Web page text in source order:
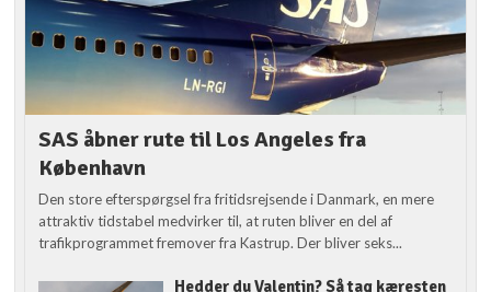
SAS åbner rute til Los Angeles fra
København
Den store efterspørgsel fra fritidsrejsende i Danmark, en mere
attraktiv tidstabel medvirker til, at ruten bliver en del af
trafikprogrammet fremover fra Kastrup. Der bliver seks...
Hedder du Valentin? Så tag kæresten